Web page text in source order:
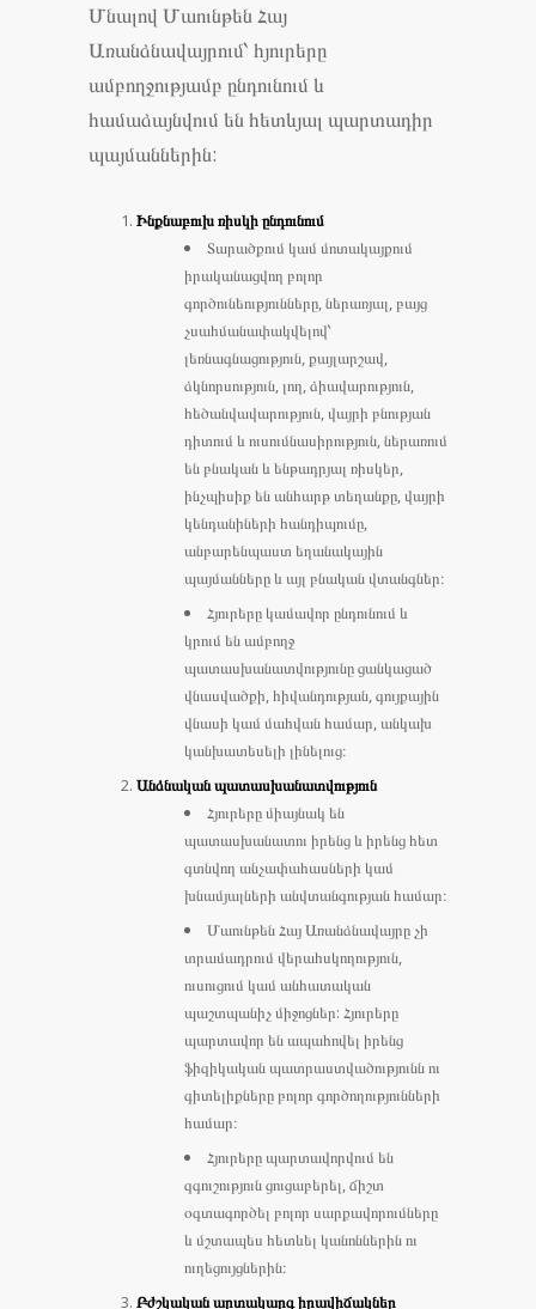
Մնալով Մաունթեն Հայ
Առանձնավայրում՝ հյուրերը
ամբողջությամբ ընդունում և
համաձայնվում են հետևյալ պարտադիր
պայմաններին:
Ինքնաբուխ ռիսկի ընդունում
Տարածքում կամ մոտակայքում
իրականացվող բոլոր
գործունեությունները, ներառյալ, բայց
չսահմանափակվելով՝
լեռնագնացություն, քայլարշավ,
ձկնորսություն, լող, ձիավարություն,
հեծանվավարություն, վայրի բնության
դիտում և ուսումնասիրություն, ներառում
են բնական և ենթադրյալ ռիսկեր,
ինչպիսիք են անհարթ տեղանքը, վայրի
կենդանիների հանդիպումը,
անբարենպաստ եղանակային
պայմանները և այլ բնական վտանգներ։
Հյուրերը կամավոր ընդունում և
կրում են ամբողջ
պատասխանատվությունը ցանկացած
վնասվածքի, հիվանդության, գույքային
վնասի կամ մահվան համար, անկախ
կանխատեսելի լինելուց։
Անձնական պատասխանատվություն
Հյուրերը միայնակ են
պատասխանատու իրենց և իրենց հետ
գտնվող անչափահասների կամ
խնամյալների անվտանգության համար։
Մաունթեն Հայ Առանձնավայրը չի
տրամադրում վերահսկողություն,
ուսուցում կամ անհատական
պաշտպանիչ միջոցներ: Հյուրերը
պարտավոր են ապահովել իրենց
ֆիզիկական պատրաստվածությունն ու
գիտելիքները բոլոր գործողությունների
համար։
Հյուրերը պարտավորվում են
զգուշություն ցուցաբերել, ճիշտ
օգտագործել բոլոր սարքավորումները
և մշտապես հետևել կանոններին ու
ուղեցույցներին։
Բժշկական արտակարգ իրավիճակներ